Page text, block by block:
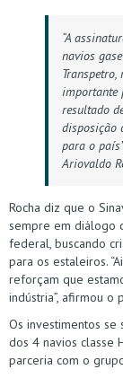
“A
navios
importante
resultado
disposição
para o
Ariovaldo
Rocha diz que o
sempre em diálogo
federal, buscando
para os estaleiros.
reforçam que
indústria”, afirmou o
Os investimentos se
dos 4 navios classe
parceria com o